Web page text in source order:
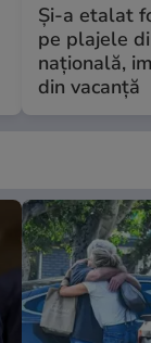
Și-a etalat
pe plajele
națională,
din vacanță